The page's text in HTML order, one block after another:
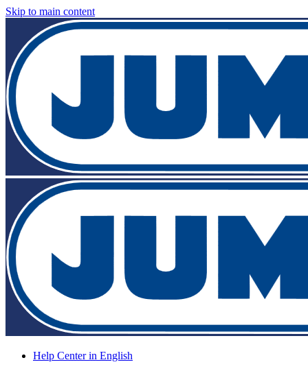
Skip to main content
Help Center in English